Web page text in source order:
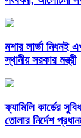
মশার লার্ভা নিধনই
স্থানীয় সরকার মন্ত্রী
ফ্যামিলি কার্ডের
তোলার নির্দেশ